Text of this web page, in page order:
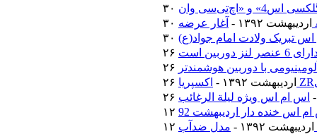
۳۰ اردیبهشت ۱۳۹۲ -
تبریک ولادت امام جواد(ع)
۲۶ اردیبهشت ۱۳۹۲ -
اس ام اس ویژه لیلة الرغائب
اس خنده دار اردیبهشت 92
۱۲ اردیبهشت ۱۳۹۲ -